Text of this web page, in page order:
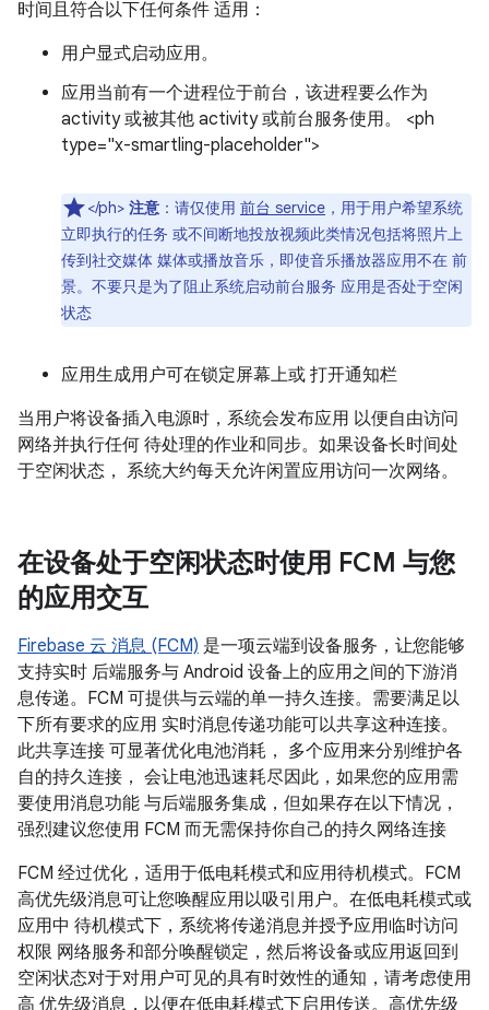
时间且符合以下任何条件 适用：
用户显式启动应用。
应用当前有一个进程位于前台，该进程要么作为
activity 或被其他 activity 或前台服务使用。 <ph
type="x-smartling-placeholder">
</ph> 注意 ：请仅使用 前台 service ，用于用户希望系统
立即执行的任务 或不间断地投放视频此类情况包括将照片上
传到社交媒体 媒体或播放音乐，即使音乐播放器应用不在 前
景。不要只是为了阻止系统启动前台服务 应用是否处于空闲
状态
应用生成用户可在锁定屏幕上或 打开通知栏
当用户将设备插入电源时，系统会发布应用 以便自由访问
网络并执行任何 待处理的作业和同步。如果设备长时间处
于空闲状态， 系统大约每天允许闲置应用访问一次网络。
在设备处于空闲状态时使用 FCM 与您
的应用交互
Firebase 云 消息 (FCM) 是一项云端到设备服务，让您能够
支持实时 后端服务与 Android 设备上的应用之间的下游消
息传递。FCM 可提供与云端的单一持久连接。需要满足以
下所有要求的应用 实时消息传递功能可以共享这种连接。
此共享连接 可显著优化电池消耗， 多个应用来分别维护各
自的持久连接， 会让电池迅速耗尽因此，如果您的应用需
要使用消息功能 与后端服务集成，但如果存在以下情况，
强烈建议您使用 FCM 而无需保持你自己的持久网络连接
FCM 经过优化，适用于低电耗模式和应用待机模式。FCM
高优先级消息可让您唤醒应用以吸引用户。在低电耗模式或
应用中 待机模式下，系统将传递消息并授予应用临时访问
权限 网络服务和部分唤醒锁定，然后将设备或应用返回到
空闲状态对于对用户可见的具有时效性的通知，请考虑使用
高 优先级消息，以便在低电耗模式下启用传送。高优先级